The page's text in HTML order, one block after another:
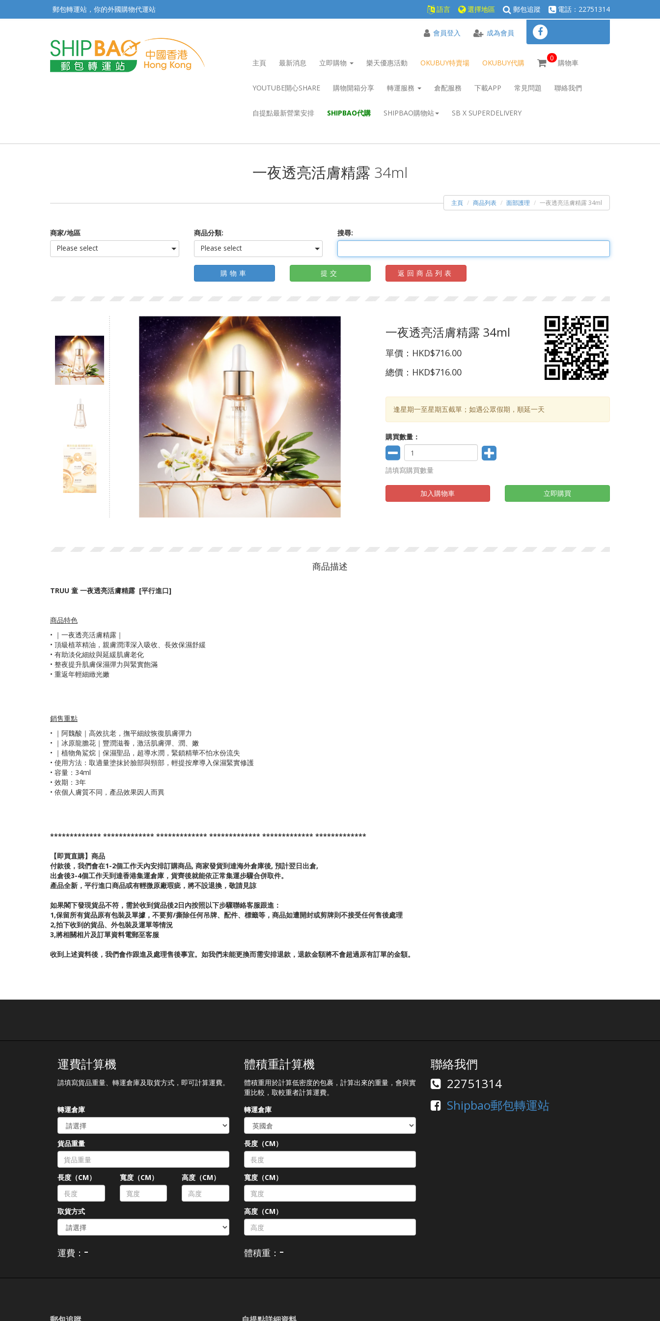
郵包轉運站，你的外國購物代運站 語言 選擇地區 郵包追蹤 電話：22751314
主頁 最新消息 立即購物 樂天優惠活動 OKUBUY特賣場 OKUBUY代購
0
購物車
YOUTUBE開心SHARE 購物開箱分享 轉運服務 倉配服務 下載APP 常見問題 聯絡我們
自提點最新營業安排 SHIPBAO代購 SHIPBAO購物站 SB X SUPERDELIVERY
會員登入 成為會員
一夜透亮活膚精露 34ml
主頁 商品列表 面部護理 一夜透亮活膚精露 34ml
商家/地區
Please select
商品分類:
Please select
搜尋:
購物車 提交 返回商品列表
一夜透亮活膚精露 34ml
單價： HKD$716.00
總價： HKD$716.00
逢星期一至星期五截單；如遇公眾假期，順延一天
購買數量：
請填寫購買數量
加入購物車 立即購買
商品描述
TRUU 童 一夜透亮活膚精露 [平行進口]
商品特色
• ｜一夜透亮活膚精露｜
• 頂級植萃精油，親膚潤澤深入吸收、長效保濕舒緩
• 有助淡化細紋與延緩肌膚老化
• 整夜提升肌膚保濕彈力與緊實飽滿
• 重返年輕細緻光嫩
銷售重點
• ｜阿魏酸｜高效抗老，撫平細紋恢復肌膚彈力
• ｜冰原龍膽花｜豐潤滋養，激活肌膚彈、潤、嫩
• ｜植物角鯊烷｜保濕聖品，超導水潤，緊鎖精華不怕水份流失
• 使用方法：取適量塗抹於臉部與頸部，輕提按摩導入保濕緊實修護
• 容量：34ml
• 效期：3年
• 依個人膚質不同，產品效果因人而異
************* ************* ************* ************* ************* *************
【即買直購】商品
付款後，我們會在1-2個工作天內安排訂購商品, 商家發貨到達海外倉庫後, 預計翌日出倉,
出倉後3-4個工作天到達香港集運倉庫，貨齊後就能依正常集運步驟合併取件。
產品全新，平行進口商品或有輕微原廠瑕疵，將不設退換，敬請見諒
如果閣下發現貨品不符，需於收到貨品後2日內按照以下步驟聯絡客服跟進：
1,保留所有貨品原有包裝及單據，不要剪/撕除任何吊牌、配件、標籤等，商品如遭開封或剪牌則不接受任何售後處理
2,拍下收到的貨品、外包裝及運單等情況
3,將相關相片及訂單資料電郵至客服
收到上述資料後，我們會作跟進及處理售後事宜。如我們未能更換而需安排退款，退款金額將不會超過原有訂單的金額。
運費計算機
請填寫貨品重量、轉運倉庫及取貨方式，即可計算運費。
轉運倉庫
貨品重量
長度（CM） 寬度（CM） 高度（CM）
取貨方式
運費： -
體積重計算機
體積重用於計算低密度的包裹，計算出來的重量，會與實
重比較，取較重者計算運費。
轉運倉庫
長度（CM）
寬度（CM）
高度（CM）
體積重： -
聯絡我們
22751314
Shipbao郵包轉運站